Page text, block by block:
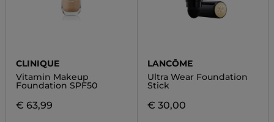
CLINIQUE
Vitamin Makeup
Foundation SPF50
€ 63,99
LANCÔME
Ultra Wear Foundation
Stick
€ 30,00